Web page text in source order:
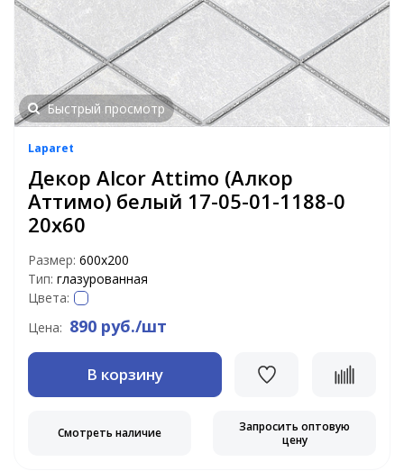
Быстрый просмотр
Laparet
Декор Alcor Attimo (Алкор
Аттимо) белый 17-05-01-1188-0
20х60
Размер: 600х200
Тип: глазурованная
Цвета:
Цена: 890 руб./шт
В корзину
Смотреть наличие
Запросить оптовую
цену